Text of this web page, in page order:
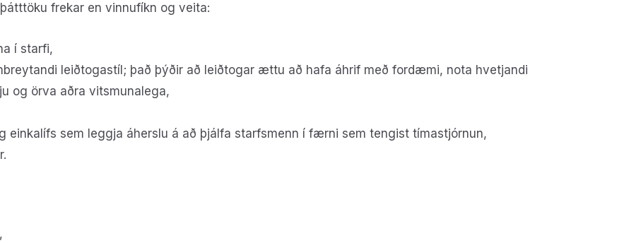
frekar en vinnufíkn og veita:
í starfi,
leiðtogastíl; það þýðir að leiðtogar ættu að hafa áhrif með fordæmi, nota hvetjandi
og örva aðra vitsmunalega,
sem leggja áherslu á að þjálfa starfsmenn í færni sem tengist tímastjórnun,